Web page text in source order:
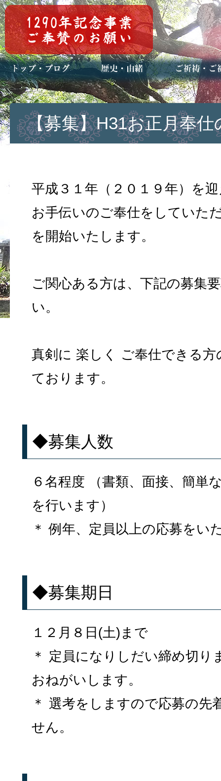
トップページ
ブログ(日々八百万)
お知らせ一覧 歴史・ご祭神
年中行事
メディア掲載 ご祈祷・ご祈
安産祈願
初宮参り
七五三詣
長寿のお祝い
神前結婚式
厄祓い・方位
車のお祓い
地鎮祭
神葬祭（神式
【募集】H31お正月奉仕
平成３１年（２０１９年）を
お手伝いのご奉仕をしていた
を開始いたします。
ご関心ある方は、下記の募集
い。
真剣に 楽しく ご奉仕できる
ております。
◆募集人数
６名程度 （書類、面接、簡単
を行います）
＊ 例年、定員以上の応募をい
◆募集期日
１２月８日(土)まで
＊ 定員になりしだい締め切り
おねがいします。
＊ 選考をしますので応募の先
せん。